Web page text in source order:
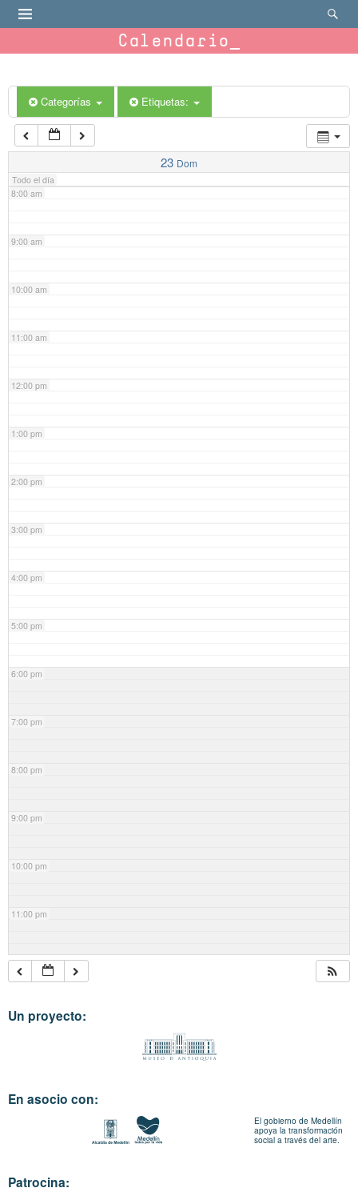
Calendario
Categorías Etiquetas:
23 Dom
Todo el día
6:00 am
7:00 am
8:00 am
9:00 am
10:00 am
11:00 am
12:00 pm
1:00 pm
2:00 pm
3:00 pm
4:00 pm
5:00 pm
6:00 pm
7:00 pm
8:00 pm
9:00 pm
10:00 pm
11:00 pm
Un proyecto:
En asocio con:
El gobierno de Medellín
apoya la transformación
social a través del arte.
Patrocina: